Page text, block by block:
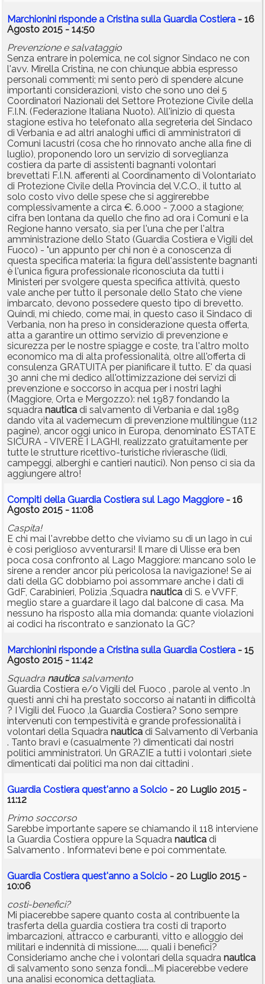
Marchionini risponde a Cristina sulla Guardia Costiera - 16
Agosto 2015 - 14:50
Prevenzione e salvataggio
Senza entrare in polemica, ne col signor Sindaco ne con
l'avv. Mirella Cristina, ne con chiunque abbia espresso
personali commenti; mi sento però di spendere alcune
importanti considerazioni, visto che sono uno dei 5
Coordinatori Nazionali del Settore Protezione Civile della
F.I.N. (Federazione Italiana Nuoto). All'inizio di questa
stagione estiva ho telefonato alla segreteria del Sindaco
di Verbania e ad altri analoghi uffici di amministratori di
Comuni lacustri (cosa che ho rinnovato anche alla fine di
luglio), proponendo loro un servizio di sorveglianza
costiera da parte di assistenti bagnanti volontari
brevettati F.I.N. afferenti al Coordinamento di Volontariato
di Protezione Civile della Provincia del V.C.O., il tutto al
solo costo vivo delle spese che si aggirerebbe
complessivamente a circa €. 6.000 - 7.000 a stagione;
cifra ben lontana da quello che fino ad ora i Comuni e la
Regione hanno versato, sia per l'una che per l'altra
amministrazione dello Stato (Guardia Costiera e Vigili del
Fuoco) - "un appunto per chi non è a conoscenza di
questa specifica materia: la figura dell'assistente bagnanti
è l'unica figura professionale riconosciuta da tutti i
Ministeri per svolgere questa specifica attività, questo
vale anche per tutto il personale dello Stato che viene
imbarcato, devono possedere questo tipo di brevetto.
Quindi, mi chiedo, come mai, in questo caso il Sindaco di
Verbania, non ha preso in considerazione questa offerta,
atta a garantire un ottimo servizio di prevenzione e
sicurezza per le nostre spiagge e coste, tra l'altro molto
economico ma di alta professionalità, oltre all'offerta di
consulenza GRATUITA per pianificare il tutto. E' da quasi
30 anni che mi dedico all'ottimizzazione dei servizi di
prevenzione e soccorso in acqua per i nostri laghi
(Maggiore, Orta e Mergozzo): nel 1987 fondando la
squadra nautica di salvamento di Verbania e dal 1989
dando vita al vademecum di prevenzione multilingue (112
pagine), ancor oggi unico in Europa, denominato ESTATE
SICURA - VIVERE I LAGHI, realizzato gratuitamente per
tutte le strutture ricettivo-turistiche rivierasche (lidi,
campeggi, alberghi e cantieri nautici). Non penso ci sia da
aggiungere altro!
Compiti della Guardia Costiera sul Lago Maggiore- 16
Agosto 2015 - 11:08
Caspita!
E chi mai l'avrebbe detto che viviamo su di un lago in cui
è così periglioso avventurarsi! Il mare di Ulisse era ben
poca cosa confronto al Lago Maggiore: mancano solo le
sirene a render ancor più pericolosa la navigazione! Se ai
dati della GC dobbiamo poi assommare anche i dati di
GdF, Carabinieri, Polizia ,Squadra nautica di S. e VVFF,
meglio stare a guardare il lago dal balcone di casa. Ma
nessuno ha risposto alla mia domanda: quante violazioni
ai codici ha riscontrato e sanzionato la GC?
Marchionini risponde a Cristina sulla Guardia Costiera - 15
Agosto 2015 - 11:42
Squadra nauticasalvamento
Guardia Costiera e/o Vigili del Fuoco , parole al vento .In
questi anni chi ha prestato soccorso ai natanti in difficoltà
? I Vigili del Fuoco ,la Guardia Costiera? Sono sempre
intervenuti con tempestività e grande professionalità i
volontari della Squadra nautica di Salvamento di Verbania
. Tanto bravi e (casualmente ?) dimenticati dai nostri
politici amministratori. Un GRAZIE a tutti i volontari ,siete
dimenticati dai politici ma non dai cittadini .
Guardia Costiera quest'anno a Solcio - 20 Luglio 2015 -
11:12
Primo soccorso
Sarebbe importante sapere se chiamando il 118 interviene
la Guardia Costiera oppure la Squadra nautica di
Salvamento . Informatevi bene e poi commentate.
Guardia Costiera quest'anno a Solcio - 20 Luglio 2015 -
10:06
costi-benefici?
Mi piacerebbe sapere quanto costa al contribuente la
trasferta della guardia costiera tra costi di traporto
imbarcazioni, attracco e carburanti, vitto e alloggio dei
militari e indennità di missione....... quali i benefici?
Consideriamo anche che i volontari della squadra nautica
di salvamento sono senza fondi....Mi piacerebbe vedere
una analisi economica dettagliata.